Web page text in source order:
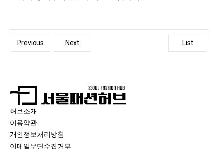
Previous Next List
허브소개
이용약관
개인정보처리방침
이메일무단수집거부